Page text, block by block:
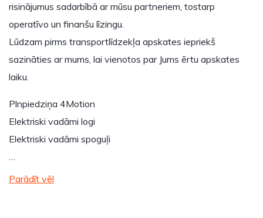
risinājumus sadarbībā ar mūsu partneriem, tostarp
operatīvo un finanšu līzingu.
Lūdzam pirms transportlīdzekļa apskates iepriekš
sazināties ar mums, lai vienotos par Jums ērtu apskates
laiku.
Plnpiedziņa 4Motion
Elektriski vadāmi logi
Elektriski vadāmi spoguļi
…
Parādīt vēl